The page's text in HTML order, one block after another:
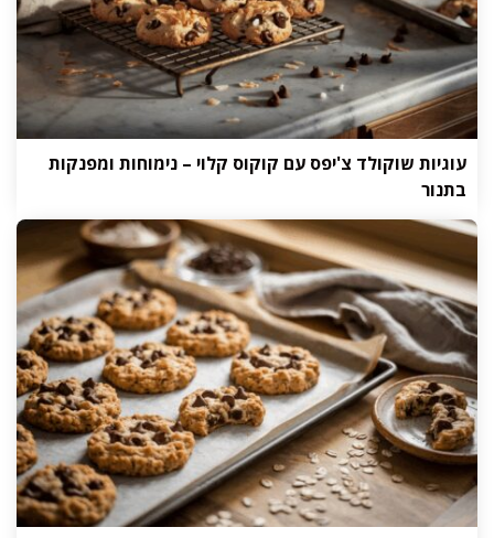
עוגיות שוקולד צ'יפס עם קוקוס קלוי – נימוחות ומפנקות
בתנור